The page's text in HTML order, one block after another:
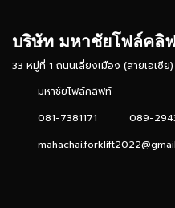
บริษัท มหาชัยโฟล์คลิ
33 หมู่ที่ 1 ถนนเลี่ยงเมือง (สายเอเซี
มหาชัยโฟล์คลิฟท์
081-7381171
089-